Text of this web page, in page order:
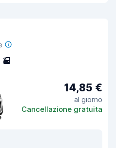
2
14,85 €
al giorno
Cancellazione gratuita